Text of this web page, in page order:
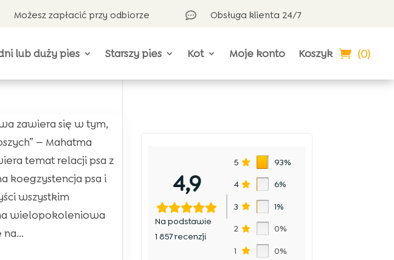
Możesz zapłacić przy odbiorze  Obsługa klienta 24/7
lub duży pies Starszy pies Kot Moje konto Koszyk (0)
zawiera się w tym,
— Mahatma
temat relacji psa z
koegzystencja psa i
wszystkim
wielopokoleniowa
na...
4,9
Na podstawie
1 857 recenzji
5 93%
4 6%
3 1%
2 0%
1 0%